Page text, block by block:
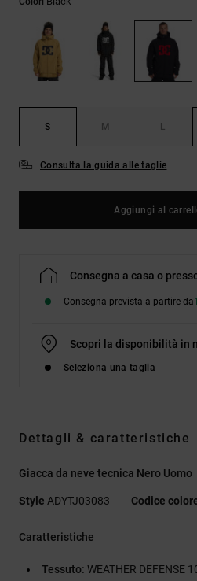
domande
più
frequenti e
accedi al
le FAQ
S M L
Consulta la guida alle taglie
Aggiungi al
Consegna a casa o
Consegna prevista a partire da
Scopri la disponibilità in
Seleziona una taglia
Dettagli & caratteristiche
Giacca da neve tecnica Nero Uomo
Style ADYTJ03083 Codice
Caratteristiche
Tessuto: WEATHER DEFENSE